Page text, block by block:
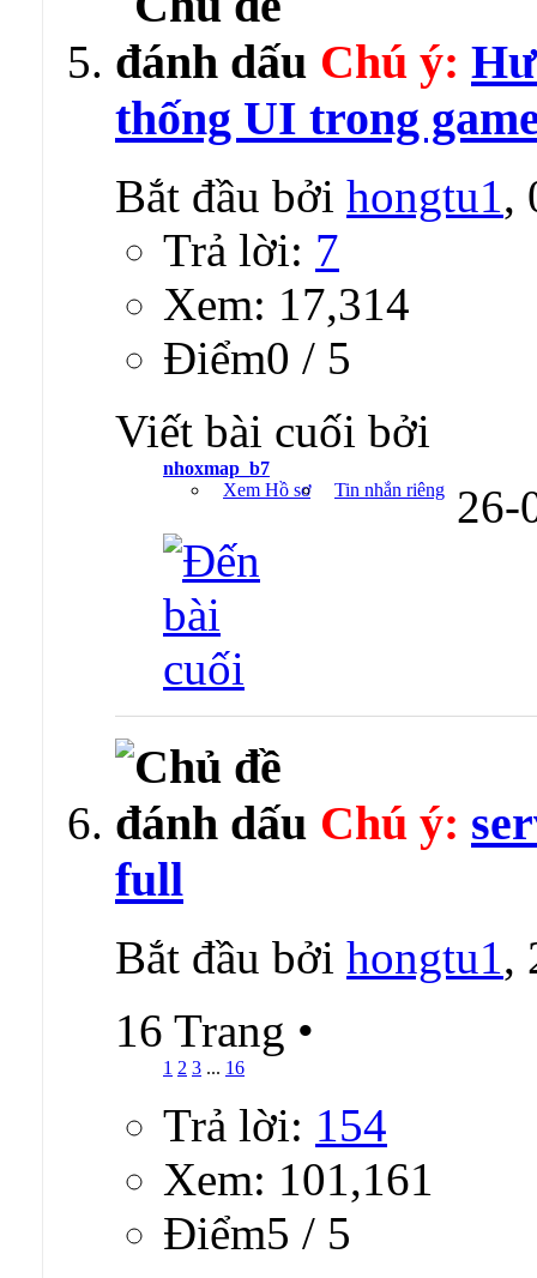
Chú ý:
thống UI trong
Bắt đầu bởi hongtu1 ,
Trả lời: 7
Xem: 17,314
Ðiểm0 / 5
Viết bài cuối bởi
nhoxmap_b7
Xem Hồ sơ
Tin nhắn riêng 26-
Chú ý:
full
Bắt đầu bởi hongtu1,
16 Trang •
1 2 3 ... 16
Trả lời: 154
Xem: 101,161
Ðiểm5 / 5